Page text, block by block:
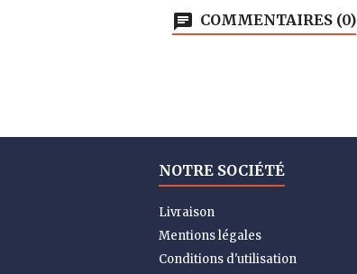
COMMENTAIRES (0)
NOTRE SOCIÉTÉ
Livraison
Mentions légales
Conditions d'utilisation